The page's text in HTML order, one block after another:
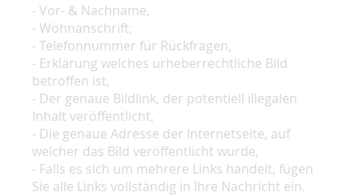
- Vor- & Nachname,
- Wohnanschrift,
- Telefonnummer für Rückfragen,
- Erklärung welches urheberrechtliche Bild
betroffen ist,
- Der genaue Bildlink, der potentiell illegalen
Inhalt veröffentlicht,
- Die genaue Adresse der Internetseite, auf
welcher das Bild veröffentlicht wurde,
- Falls es sich um mehrere Links handelt, fügen
Sie alle Links vollständig in Ihre Nachricht ein.